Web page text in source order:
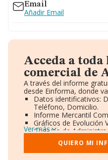
Email
Añadir Email
Acceda a
comercial de
A través del informe
desde Einforma, donde
Datos identificativos:
Teléfono, Domicilio.
Informe Mercantil
Gráficos de Evolución
Consejo de
Directivos y Ejecutivos.
Accionistas.
Participaciones y
Ver más
QUIERO MI